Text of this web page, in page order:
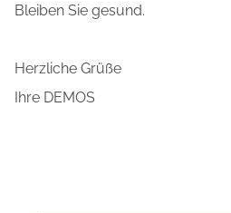
Bleiben Sie gesund.
Herzliche Grüße
Ihre DEMOS